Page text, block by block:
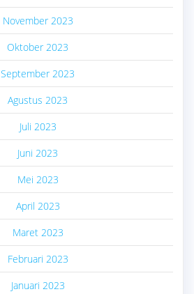
November 2023
Oktober 2023
September 2023
Agustus 2023
Juli 2023
Juni 2023
Mei 2023
April 2023
Maret 2023
Februari 2023
Januari 2023